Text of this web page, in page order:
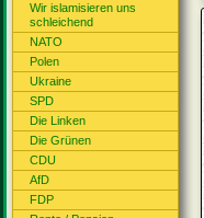
Wir islamisieren uns
schleichend
NATO
Polen
Ukraine
SPD
Die Linken
Die Grünen
CDU
AfD
FDP